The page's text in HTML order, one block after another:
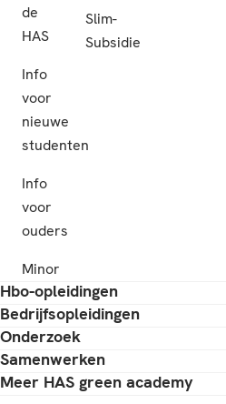
de
HAS
Info
voor
nieuwe
studenten
Info
voor
ouders
Minor
Slim-
Subsidie
Hbo-opleidingen
Bedrijfsopleidingen
Onderzoek
Samenwerken
Meer HAS green academy